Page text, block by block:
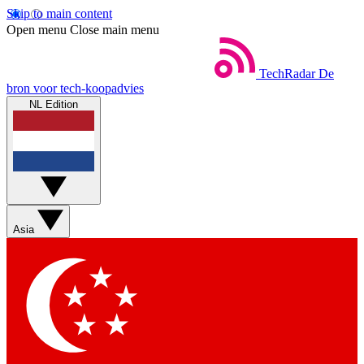
Skip to main content
Open menu Close main menu
TechRadar De
bron voor tech-koopadvies
NL Edition
Asia